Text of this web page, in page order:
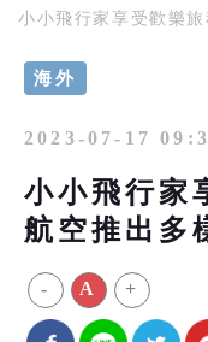
小小飛行家享受歡樂
海外
2023-07-17
小小飛行家
航空推出多
- A +